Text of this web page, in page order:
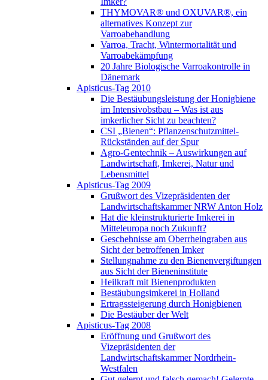
THYMOVAR® und OXUVAR®, ein
alternatives Konzept zur
Varroabehandlung
Varroa, Tracht, Wintermortalität und
Varroabekämpfung
20 Jahre Biologische Varroakontrolle in
Dänemark
Apisticus-Tag 2010
Die Bestäubungsleistung der Honigbiene
im Intensivobstbau – Was ist aus
imkerlicher Sicht zu beachten?
CSI „Bienen“: Pflanzenschutzmittel-
Rückständen auf der Spur
Agro-Gentechnik – Auswirkungen auf
Landwirtschaft, Imkerei, Natur und
Lebensmittel
Apisticus-Tag 2009
Grußwort des Vizepräsidenten der
Landwirtschaftskammer NRW Anton Holz
Hat die kleinstrukturierte Imkerei in
Mitteleuropa noch Zukunft?
Geschehnisse am Oberrheingraben aus
Sicht der betroffenen Imker
Stellungnahme zu den Bienenvergiftungen
aus Sicht der Bieneninstitute
Heilkraft mit Bienenprodukten
Bestäubungsimkerei in Holland
Ertragssteigerung durch Honigbienen
Die Bestäuber der Welt
Apisticus-Tag 2008
Eröffnung und Grußwort des
Vizepräsidenten der
Landwirtschaftskammer Nordrhein-
Westfalen